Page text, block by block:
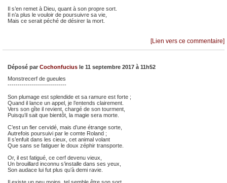
Il s’en remet à Dieu, quant à son propre sort.
Il n’a plus le vouloir de poursuivre sa vie,
Mais ce serait péché de désirer la mort.
[Lien vers ce commentaire]
Déposé par Cochonfucius le 11 septembre 2017 à 11h52
Monstrecerf de gueules
-----------------------------
Son plumage est splendide et sa ramure est forte ;
Quand il lance un appel, je l’entends clairement.
Vers son gîte il revient, chargé de son tourment,
Puisqu’il sait que bientôt, la magie sera morte.
C’est un fier cervidé, mais d’une étrange sorte,
Autrefois poursuivi par le comte Roland ;
Il s’enfuit dans les cieux, cet animal volant
Que sans se fatiguer le doux zéphir transporte.
Or, il est fatigué, ce cerf devenu vieux,
Un brouillard inconnu s’installe dans ses yeux,
Son audace lui fut plus qu’à demi ravie.
Il existe un peu moins, tel semble être son sort.